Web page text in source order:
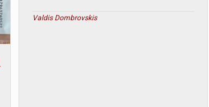
Valdis Dombrovskis